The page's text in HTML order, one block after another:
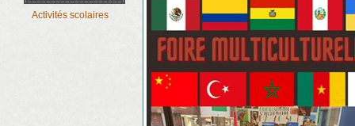
Activités scolaires